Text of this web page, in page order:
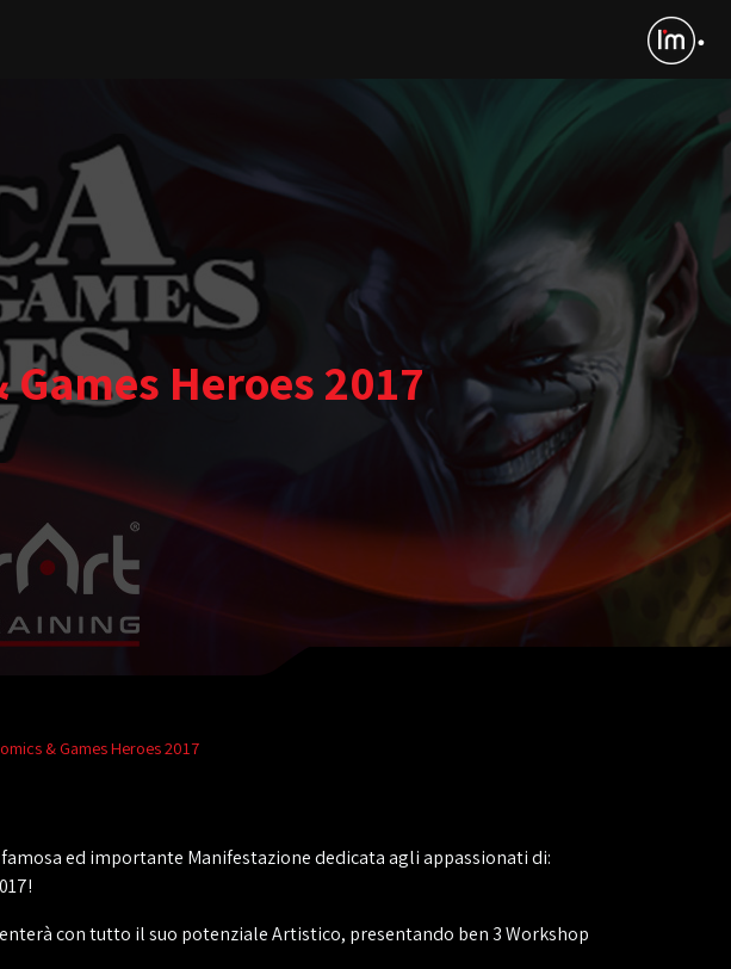
Heroes 2017
& Games Heroes 2017
ed importante Manifestazione dedicata agli appassionati di:
con tutto il suo potenziale Artistico, presentando ben 3 Workshop